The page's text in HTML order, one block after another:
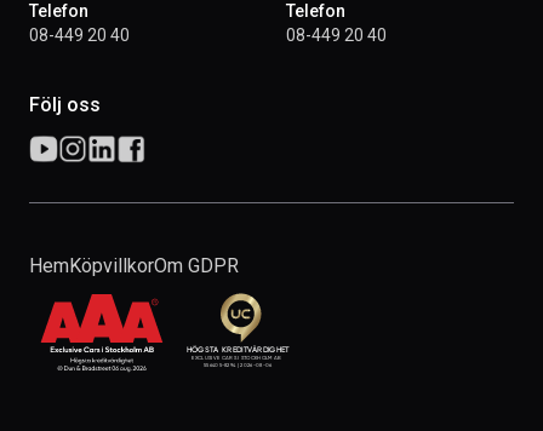
Telefon
08-449 20 40
Telefon
08-449 20 40
Följ oss
HemKöpvillkorOm GDPR